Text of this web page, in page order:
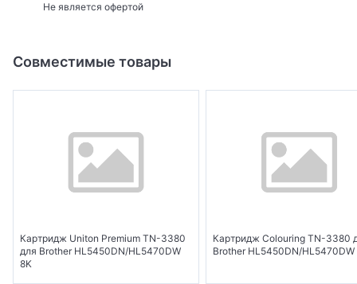
Не является офертой
Совместимые товары
Картридж Uniton Premium TN-3380
для Brother HL5450DN/HL5470DW
8K
Картридж Colouring TN-3380
Brother HL5450DN/HL5470DW